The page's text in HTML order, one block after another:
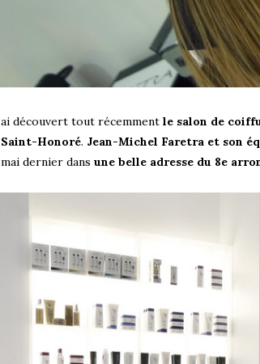
ai découvert tout récemment le salon de
Saint-Honoré. Jean-Michel Faretra et son
mai dernier dans une belle adresse du 8e